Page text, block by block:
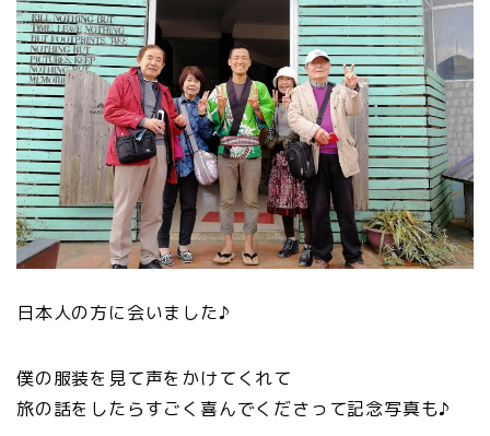
日本人の方に会いました♪
僕の服装を見て声をかけてくれて
旅の話をしたらすごく喜んでくださって記念写真も♪